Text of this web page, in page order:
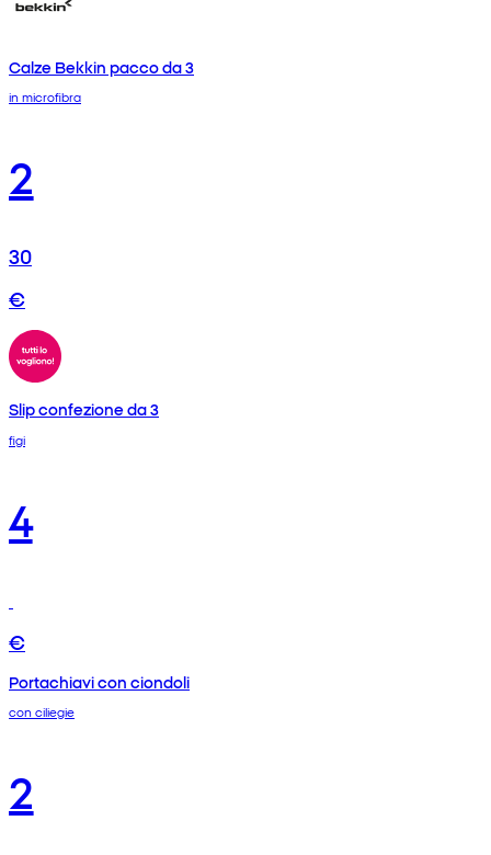
Calze Bekkin pacco da 3
in microfibra
2
30
€
Slip confezione da 3
figi
4
€
Portachiavi con ciondoli
con ciliegie
2